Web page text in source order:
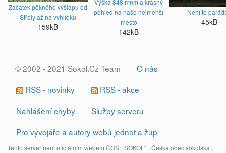
Začátek pěkného výšlapu od
Střely až na vyhlídku
159kB
Výška 848 mnm a krásný
pohled na naše nejmenší
město
142kB
Není to
45kB
© 2002 - 2021 Sokol.Cz Team
O nás
RSS - novinky
RSS - akce
Nahlášení chyby
Služby serveru
Pro vývojáře a autory webů jednot a žup
Tento server není oficiálním webem ČOS! „SOKOL“, „Česká obec sokolská“,